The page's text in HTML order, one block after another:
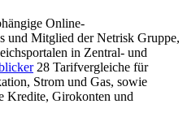
Online-
und Mitglied der Netrisk Gruppe,
in Zentral- und
28 Tarifvergleiche für
Strom und Gas, sowie
Kredite, Girokonten und